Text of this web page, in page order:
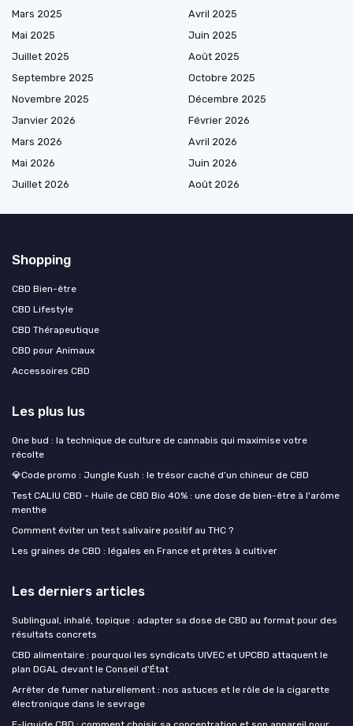
Mars 2025
Avril 2025
Mai 2025
Juin 2025
Juillet 2025
Août 2025
Septembre 2025
Octobre 2025
Novembre 2025
Décembre 2025
Janvier 2026
Février 2026
Mars 2026
Avril 2026
Mai 2026
Juin 2026
Juillet 2026
Août 2026
Shopping
CBD Bien-être
CBD Lifestyle
CBD Thérapeutique
CBD pour Animaux
Accessoires CBD
Les plus lus
One bud : la technique de culture de cannabis qui maximise votre
récolte
💎Code promo : Jungle Kush : le trésor caché d’un chineur de CBD
Test CALIU CBD - Huile de CBD Bio 40% : une dose de bien-être à l'arôme
menthe
Comment éviter un test salivaire positif au THC ?
Les graines de CBD : légales en France et prêtes à cultiver
Les derniers articles
Sublingual, inhalé, topique : adapter sa dose de CBD au format pour des
résultats concrets
CBD alimentaire : pourquoi les syndicats UIVEC et UPCBD attaquent le
plan DGAL devant le Conseil d'État
Arrêter de fumer naturellement : nos astuces et le rôle de la cigarette
électronique dans le sevrage